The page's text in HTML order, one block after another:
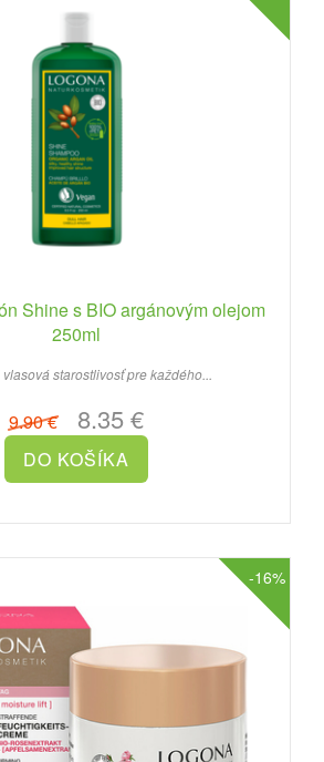
Shine s BIO argánovým olejom
250ml
starostlivosť pre každého...
9.90 €8.35 €
-16%